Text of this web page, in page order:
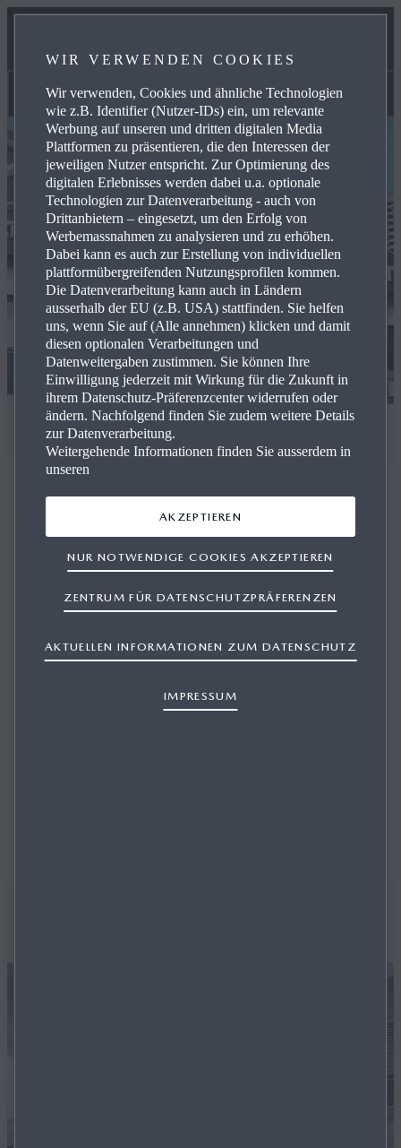
Lagerfahrzeuge
KONTAKT
LAGERFAHRZEUGE
Suchen Sie einen Mazda? Finden Sie ganz einfach Ihr
Traummodell und profitieren Sie von zertifizierter Qualität
und erstklassigem Service. Ihr Wunschfahrzeug ist nur ein
WIR VERWENDEN COOKIES
Wir verwenden, Cookies und ähnliche Technologien
wie z.B. Identifier (Nutzer-IDs) ein, um relevante
Werbung auf unseren und dritten digitalen Media
Plattformen zu präsentieren, die den Interessen der
jeweiligen Nutzer entspricht. Zur Optimierung des
digitalen Erlebnisses werden dabei u.a. optionale
Technologien zur Datenverarbeitung - auch von
Drittanbietern – eingesetzt, um den Erfolg von
Werbemassnahmen zu analysieren und zu erhöhen.
Dabei kann es auch zur Erstellung von individuellen
plattformübergreifenden Nutzungsprofilen kommen.
Die Datenverarbeitung kann auch in Ländern
ausserhalb der EU (z.B. USA) stattfinden. Sie helfen
uns, wenn Sie auf (Alle annehmen) klicken und damit
diesen optionalen Verarbeitungen und
Datenweitergaben zustimmen. Sie können Ihre
Einwilligung jederzeit mit Wirkung für die Zukunft in
ihrem Datenschutz-Präferenzcenter widerrufen oder
ändern. Nachfolgend finden Sie zudem weitere Details
zur Datenverarbeitung.
Weitergehende Informationen finden Sie ausserdem in
unseren
AKTUELLEN INFORMATIONEN ZUM DATENSCHUTZ
IMPRESSUM
ZENTRUM FÜR DATENSCHUTZPRÄFERENZEN
NUR NOTWENDIGE COOKIES AKZEPTIEREN
AKZEPTIEREN